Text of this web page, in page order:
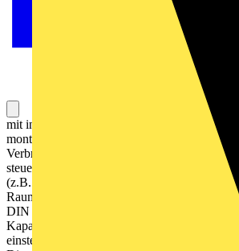
mit integriertem 1fach-Rahmen LS 990 Nur
montieren! Bestimmungsgemäßer Gebrauch
Verbrauchern (Licht schalten und dimmen,
steuern etc.) Visualisieren von
(z.B. Temperatur und Helligkeit) Messen und
Raumtemperatur Montage in Gerätedose mit
DIN 49073 Produkteigenschaften
Kapazitiver Touchscreen Funktionen der
einstellbar (ohne ETS) Max. 32